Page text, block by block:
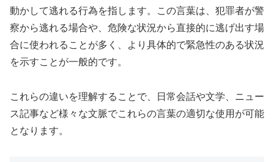
動かして逃れる行為を指します。この言葉は、犯罪者が警
察から逃れる場合や、危険な状況から直接的に逃げ出す場
合に使われることが多く、より具体的で緊急性のある状況
を示すことが一般的です。
これらの違いを理解することで、日常会話や文学、ニュー
ス記事など様々な文脈でこれらの言葉の適切な使用が可能
となります。